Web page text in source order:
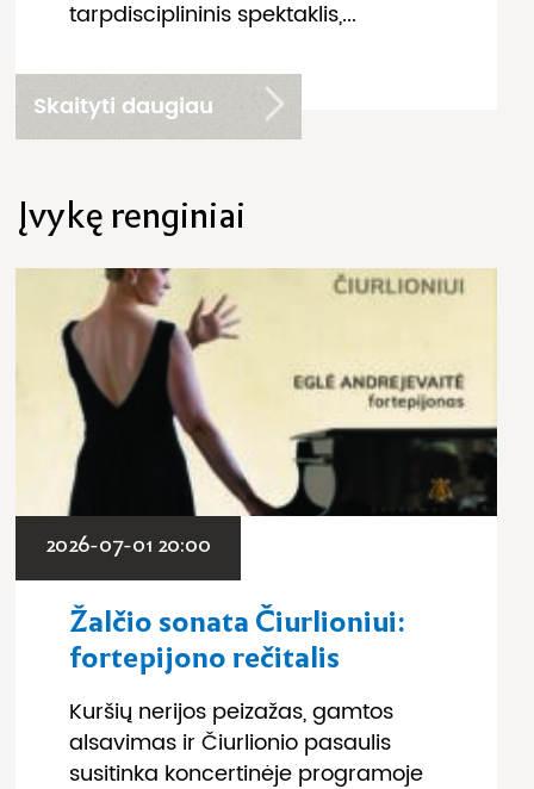
tarpdisciplininis spektaklis,...
Skaityti daugiau
Įvykę renginiai
2026-07-01 20:00
Žalčio sonata Čiurlioniui:
fortepijono rečitalis
Kuršių nerijos peizažas, gamtos
alsavimas ir Čiurlionio pasaulis
susitinka koncertinėje programoje